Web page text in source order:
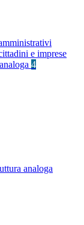
e imprese
4
analoga